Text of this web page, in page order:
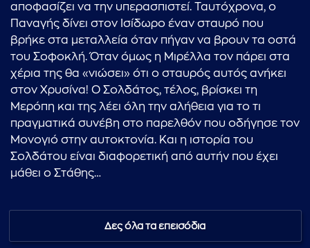
αποφασίζει να την υπερασπιστεί. Ταυτόχρονα, ο
Παναγής δίνει στον Ισίδωρο έναν σταυρό που
βρήκε στα μεταλλεία όταν πήγαν να βρουν τα οστά
του Σοφοκλή. Όταν όμως η Μιρέλλα τον πάρει στα
χέρια της θα «νιώσει» ότι ο σταυρός αυτός ανήκει
στον Χρυσίνα! Ο Σολδάτος, τέλος, βρίσκει τη
Μερόπη και της λέει όλη την αλήθεια για το τι
πραγματικά συνέβη στο παρελθόν που οδήγησε τον
Μονογιό στην αυτοκτονία. Και η ιστορία του
Σολδάτου είναι διαφορετική από αυτήν που έχει
μάθει ο Στάθης…
Δες όλα τα επεισόδια